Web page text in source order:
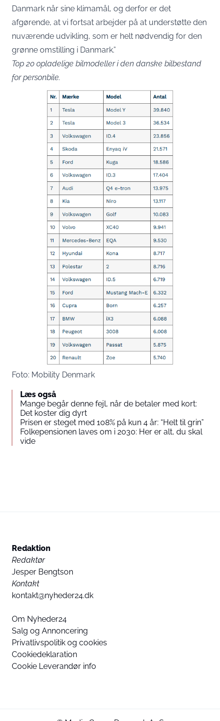
Danmark når sine klimamål, og derfor er det
afgørende, at vi fortsat arbejder på at understøtte den
nuværende udvikling, som er helt nødvendig for den
grønne omstilling i Danmark.”
Top 20 opladelige bilmodeller i den danske bilbestand
for personbile.
Foto: Mobility Denmark
Læs også
Mange begår denne fejl, når de betaler med kort:
Det koster dig dyrt
Prisen er steget med 108% på kun 4 år: “Helt til grin”
Folkepensionen laves om i 2030: Her er alt, du skal
vide
Redaktion
Redaktør
Jesper Bengtson
Kontakt
kontakt@nyheder24.dk
Om Nyheder24
Salg og Annoncering
Privatlivspolitik og cookies
Cookiedeklaration
Cookie Leverandør info